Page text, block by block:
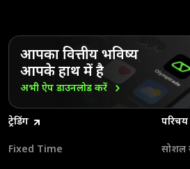
आपका वित्तीय भविष्य
आपके हाथ में है
अभी ऐप डाउनलोड करें
ट्रेडिंग
Fixed Time
परिचय
सोशल